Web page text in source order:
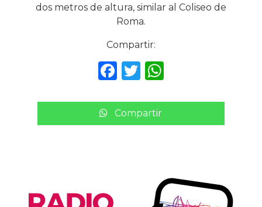
dos metros de altura, similar al Coliseo de
Roma.
Compartir:
F
c
e
T
it
te
W
a
ts
p
Compartir